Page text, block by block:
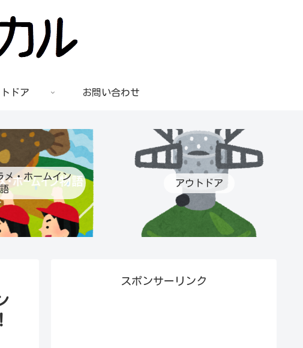
ドア お問い合わせ
メ・ホームイン
アウトドア
スポンサーリンク